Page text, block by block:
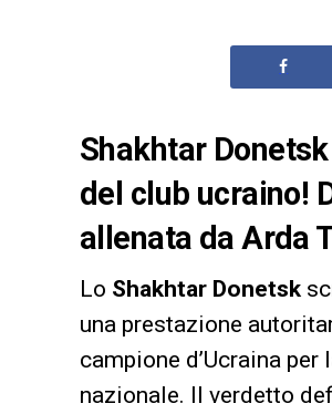
Shakhtar
del club ucraino!
allenata da Arda
Lo Shakhtar Donetsk
una prestazione
campione d’Ucraina per
nazionale. Il verdetto